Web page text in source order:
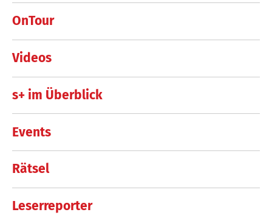
OnTour
Videos
s+ im Überblick
Events
Rätsel
Leserreporter